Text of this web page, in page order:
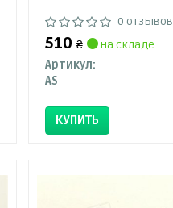
0 отзывов
510₴
на складе
Артикул:
AS
КУПИТЬ